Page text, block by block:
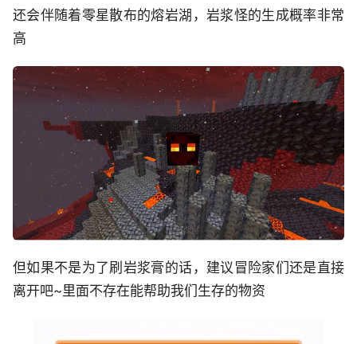
还会伴随着零星散布的熔岩湖，岩浆怪的生成概率非常
高
但如果不是为了刷岩浆膏的话，建议冒险家们还是直接
离开吧~里面不存在能帮助我们生存的物资